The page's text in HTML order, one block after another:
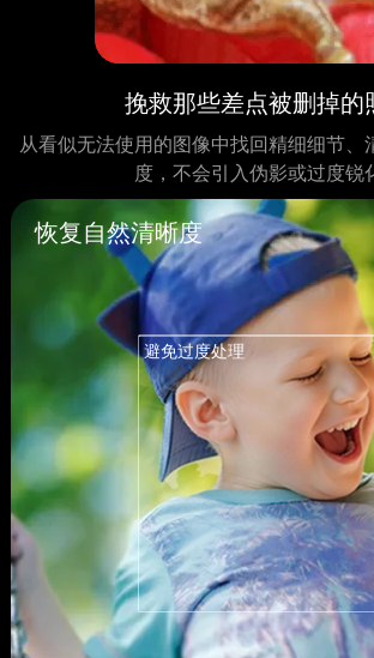
挽救那些差点被删掉的
从看似无法使用的图像中找回精细细节、
度，不会引入伪影或过度锐
恢复自然清晰度
避免过度处理